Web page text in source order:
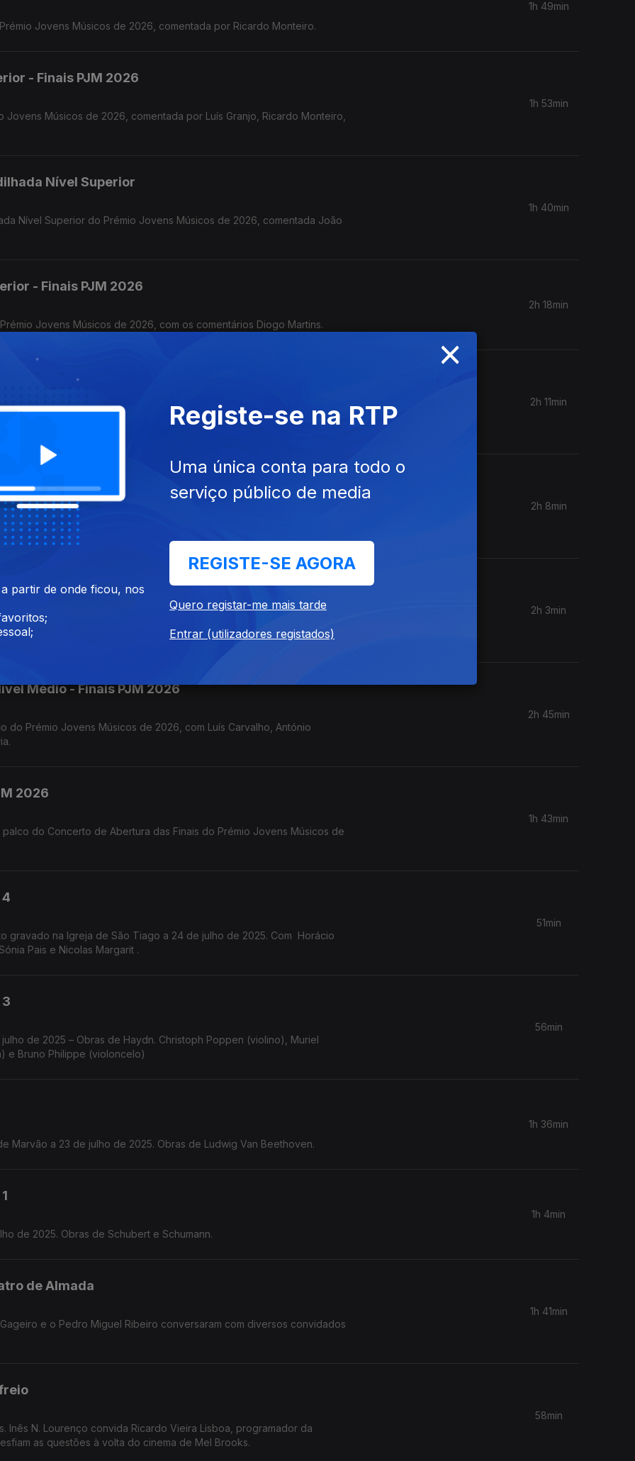
Jovens Músicos de 2026, comentada por Ricardo Monteiro.
1h 49min
- Finais PJM 2026
Músicos de 2026, comentada por Luís Granjo, Ricardo Monteiro,
1h 53min
Nível Superior
Nível Superior do Prémio Jovens Músicos de 2026, comentada João
1h 40min
- Finais PJM 2026
Jovens Músicos de 2026, com os comentários Diogo Martins.
2h 18min
Jovens Músicos de 2026, comentada por Mafalda Carvalho, Leonardo
e o vencedor Dinis Cabrita.
2h 11min
Finais PJM 2026
Jovens Músicos de 2026, com os comentários de Hugo Correia, Inês
Rebelo.
2h 8min
Superior - Finais PJM 2026
António
2h 3min
Médio - Finais PJM 2026
2h 45min
2026
palco do Concerto de Abertura das Finais do Prémio Jovens Músicos de
1h 43min
gravado na Igreja de São Tiago a 24 de julho de 2025. Com Horácio
Pais e Nicolas Margarit .
51min
de 2025 – Obras de Haydn. Christoph Poppen (violino), Muriel
e Bruno Philippe (violoncelo)
56min
Marvão a 23 de julho de 2025. Obras de Ludwig Van Beethoven.
1h 36min
de 2025. Obras de Schubert e Schumann.
1h 4min
de Almada
e o Pedro Miguel Ribeiro conversaram com diversos convidados
1h 41min
Inês N. Lourenço convida Ricardo Vieira Lisboa, programador da
as questões à volta do cinema de Mel Brooks.
58min
×
partir de onde ficou, nos
Registe-se na RTP
Uma única conta para todo o
serviço público de media
REGISTE-SE AGORA
Quero registar-me mais tarde
Entrar (utilizadores registados)